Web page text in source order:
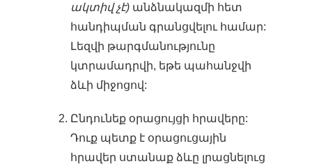
ակտիվ չէ) անձնակազմի հետ
հանդիպման գրանցվելու համար:
Լեզվի թարգմանությունը
կտրամադրվի, եթե պահանջվի
ձևի միջոցով:
Ընդունեք օրացույցի հրավերը:
Դուք պետք է օրացուցային
հրավեր ստանաք ձևը լրացնելուց